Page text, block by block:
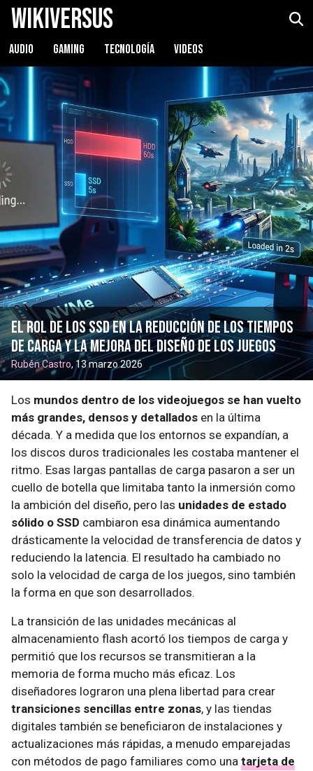
WikiVersus
AUDIO GAMING TECNOLOGÍA VIDEOS
El rol de los SSD en la reducción de los tiempos
de carga y la mejora del diseño de los juegos
Rubén Castro, 13 marzo 2026
Los mundos dentro de los videojuegos se han vuelto
más grandes, densos y detallados en la última
década. Y a medida que los entornos se expandían, a
los discos duros tradicionales les costaba mantener el
ritmo. Esas largas pantallas de carga pasaron a ser un
cuello de botella que limitaba tanto la inmersión como
la ambición del diseño, pero las unidades de estado
sólido o SSD cambiaron esa dinámica aumentando
drásticamente la velocidad de transferencia de datos y
reduciendo la latencia. El resultado ha cambiado no
solo la velocidad de carga de los juegos, sino también
la forma en que son desarrollados.
La transición de las unidades mecánicas al
almacenamiento flash acortó los tiempos de carga y
permitió que los recursos se transmitieran a la
memoria de forma mucho más eficaz. Los
diseñadores lograron una plena libertad para crear
transiciones sencillas entre zonas, y las tiendas
digitales también se beneficiaron de instalaciones y
actualizaciones más rápidas, a menudo emparejadas
con métodos de pago familiares como una tarjeta de